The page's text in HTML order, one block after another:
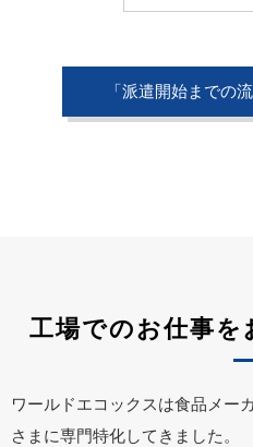
「派遣開始までの
工場でのお仕事を
ワールドエコックスは食品メー
さまに専門特化してきました。